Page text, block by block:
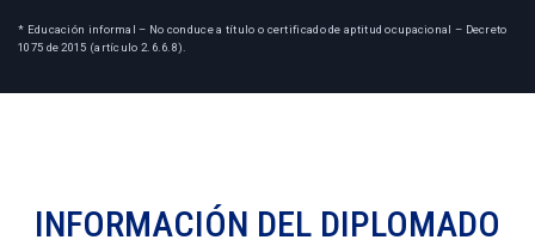
* Educación informal – No conduce a título o certificado de aptitud ocupacional – Decreto
1075 de 2015 (artículo 2.6.6.8).
INFORMACIÓN DEL DIPLOMADO